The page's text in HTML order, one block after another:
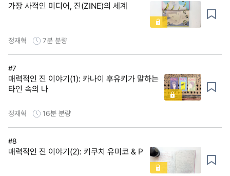
가장 사적인 미디어, 진(ZINE)의 세계
정재혁 7분 분량
#7
매력적인 진 이야기(1): 카나이 후유키가 말하는
타인 속의 나
정재혁 16분 분량
#8
매력적인 진 이야기(2): 키쿠치 유미코 & P